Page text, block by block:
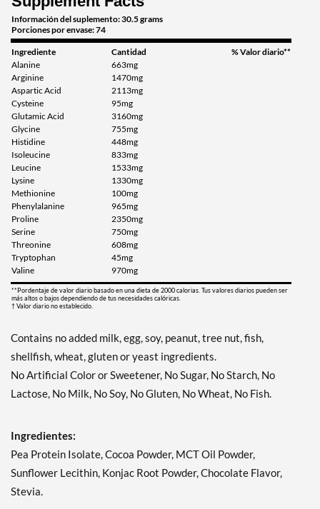
Información del suplemento: 30.5 grams
Porciones por envase: 74
Ingrediente Cantidad
% Valor diario**
Alanine
663mg
Arginine
1470mg
Aspartic Acid
2113mg
Cysteine
95mg
Glutamic Acid
3160mg
Glycine
755mg
Histidine
448mg
Isoleucine
833mg
Leucine
1533mg
Lysine
1330mg
Methionine
100mg
Phenylalanine
965mg
Proline
2350mg
Serine
750mg
Threonine
608mg
Tryptophan
45mg
Valine
970mg
**Pordentaje de valor diario basado en una dieta de 2000 calorias. Tus valores diarios pueden ser
más altos o bajos dependiendo de tus necesidades calóricas.
† Valor diario no establecido.
Contains no added milk, egg, soy, peanut, tree nut, fish,
shellfish, wheat, gluten or yeast ingredients.
No Artificial Color or Sweetener, No Sugar, No Starch, No
Lactose, No Milk, No Soy, No Gluten, No Wheat, No Fish.
Ingredientes:
Pea Protein Isolate, Cocoa Powder, MCT Oil Powder,
Sunflower Lecithin, Konjac Root Powder, Chocolate Flavor,
Stevia.